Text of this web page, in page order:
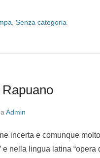
Senza categoria
Admin
incerta e comunque
nella lingua latina